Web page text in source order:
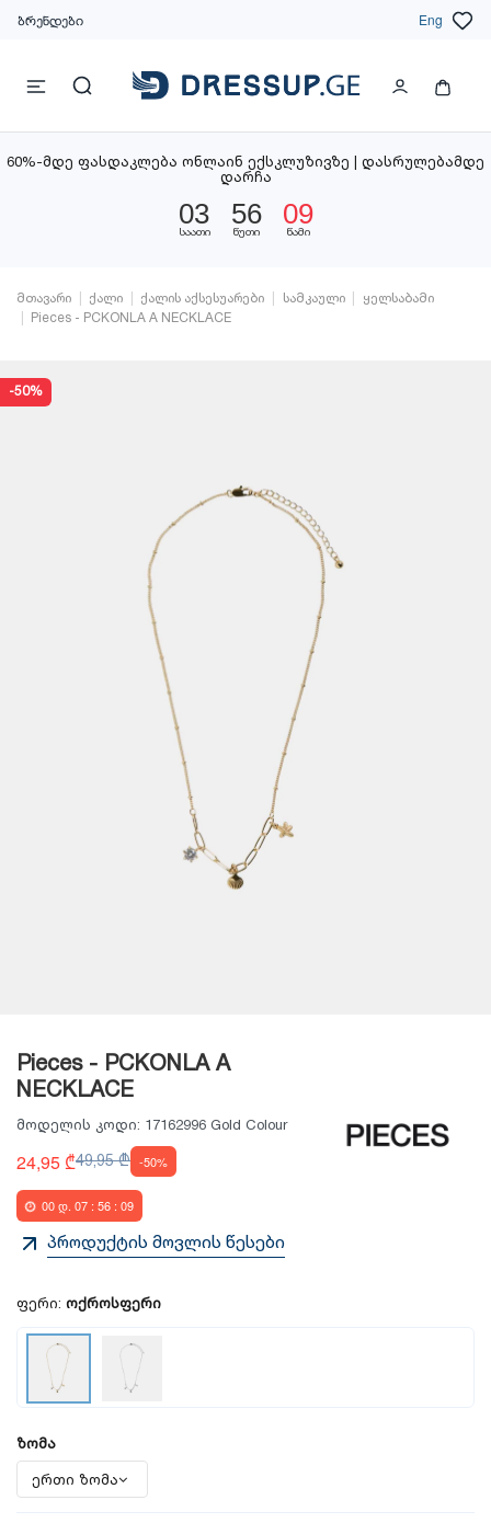
ბრენდები Eng
60%-მდე ფასდაკლება ონლაინ ექსკლუზივზე | დასრულებამდე
დარჩა
03
საათი
56
წუთი
09
წამი
მთავარი ქალი ქალის აქსესუარები სამკაული
ყელსაბამი
Pieces - PCKONLA A NECKLACE
-50%
Pieces - PCKONLA A
NECKLACE
მოდელის კოდი: 17162996 Gold Colour
24,95 ₾49,95 ₾ -50%
00დ. 07: 56: 09
პროდუქტის მოვლის წესები
ფერი: ოქროსფერი
ზომა